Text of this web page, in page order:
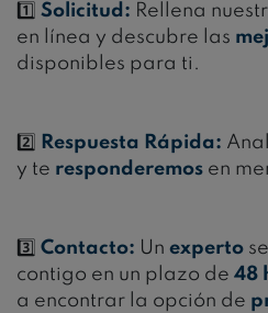
1️⃣ Solicitud: Rellena
en línea y descubre las
disponibles para ti.
2️⃣ Respuesta Rápida:
y te responderemos en
3️⃣ Contacto: Un experto
contigo en un plazo de 48
a encontrar la opción de